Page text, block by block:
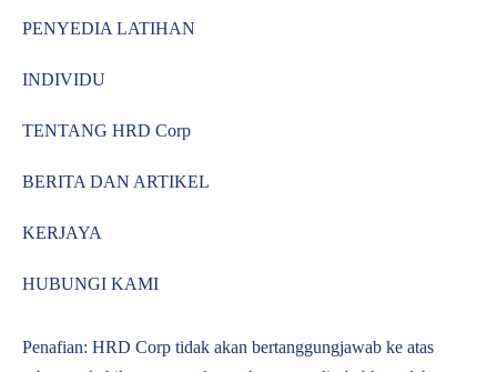
PENYEDIA LATIHAN
INDIVIDU
TENTANG HRD Corp
BERITA DAN ARTIKEL
KERJAYA
HUBUNGI KAMI
Penafian: HRD Corp tidak akan bertanggungjawab ke atas